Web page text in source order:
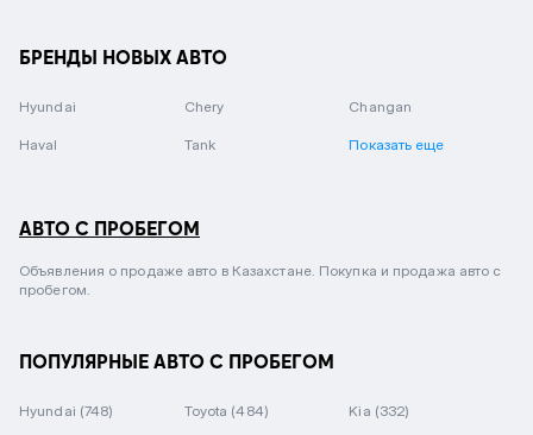
БРЕНДЫ НОВЫХ АВТО
Hyundai Chery Changan
Haval Tank Показать еще
АВТО С ПРОБЕГОМ
Объявления о продаже авто в Казахстане. Покупка и продажа авто с
пробегом.
ПОПУЛЯРНЫЕ АВТО С ПРОБЕГОМ
Hyundai (748) Toyota (484) Kia (332)